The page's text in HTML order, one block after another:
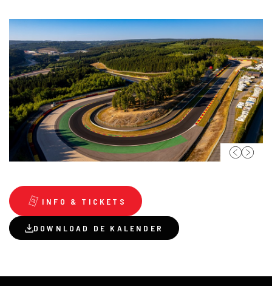
INFO & TICKETS
DOWNLOAD DE KALENDER